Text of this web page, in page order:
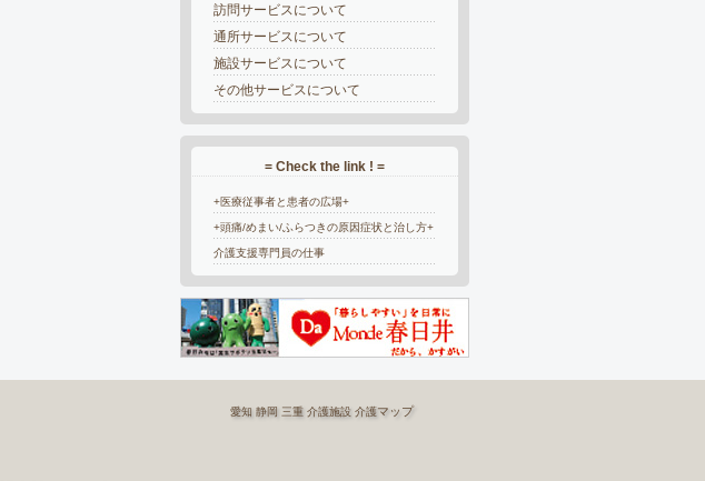
訪問サービスについて
通所サービスについて
施設サービスについて
その他サービスについて
= Check the link ! =
+医療従事者と患者の広場+
+頭痛/めまい/ふらつきの原因症状と治し方+
介護支援専門員の仕事
愛知 静岡 三重 介護施設 介護マップ